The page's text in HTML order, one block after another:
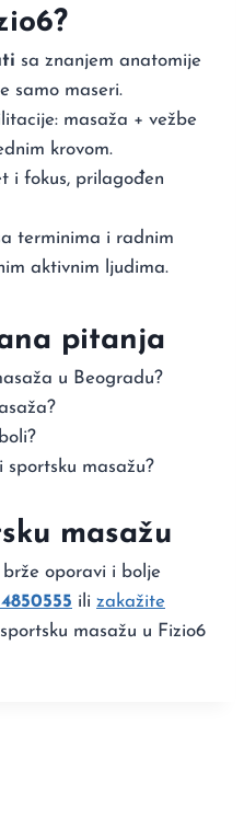
sa znanjem anatomije
samo maseri.
masaža + vežbe
krovom.
i fokus, prilagođen
terminima i radnim
aktivnim ljudima.
pitanja
u Beogradu?
masažu?
masažu
oporavi i bolje
ili zakažite
masažu u Fizio6